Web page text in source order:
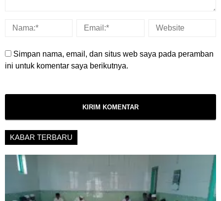
Simpan nama, email, dan situs web saya pada peramban
ini untuk komentar saya berikutnya.
KABAR TERBARU